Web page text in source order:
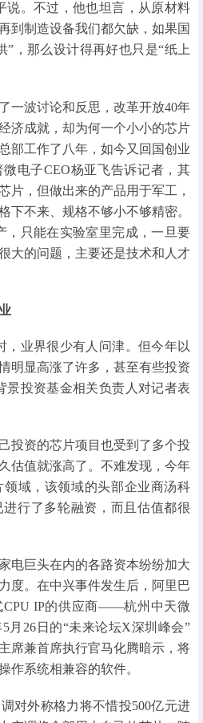
说。不过，他也坦言，从原材料
到制造设备我们都欠缺，如果国
”，那么设计得再好也只是“纸上
一波讨论和反思，改革开放40年
济成就，却为何一个小小的芯片
部工作了八年，如今又回国创业
电子CEO杨亚飞告诉记者，其
片，但做出来的产品用于军工，
下不来、规格不够小不够精密。
，只能在实验室里完成，一旦要
大的问题，主要还是技术和人才
，业界很少有人问津。但今年以
明显高涨了许多，甚至有些投资
景投资基金相关负责人对记者表
投资的芯片项目也受到了多个投
估值就涨高了。不难发现，今年
域，该领域的头部企业商汤科
行了多轮融资，而且估值都很
电巨头在内的各路资本纷纷加大
度。在中兴事件发生后，阿里巴
CPU IP的供应商——杭州中天微
月26日的“未来论坛X深圳峰会”
席兼首席执行官马化腾暗示，将
作系统相兼容的软件。
对外称格力将不惜投500亿元进